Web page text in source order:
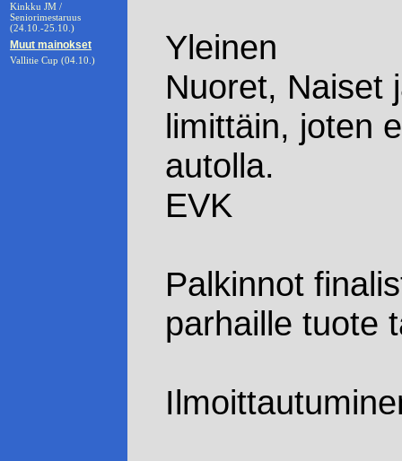
Kinkku JM /
Seniorimestaruus
(24.10.-25.10.)
Muut mainokset
Vallitie Cup (04.10.)
Yleinen
Nuoret, Naiset
limittäin, joten
autolla.
EVK
Palkinnot
parhaille tuote